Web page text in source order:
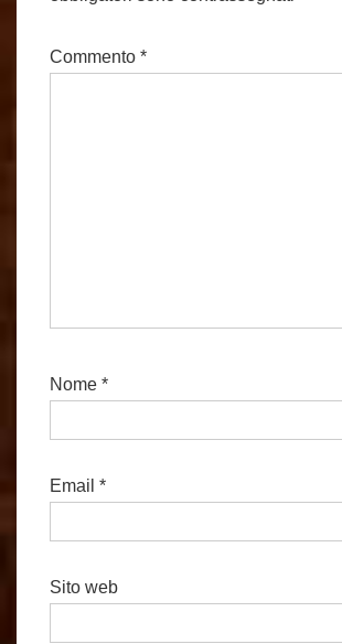
Commento *
Nome *
Email *
Sito web